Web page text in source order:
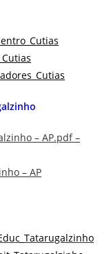
– AP.pdf –
– AP